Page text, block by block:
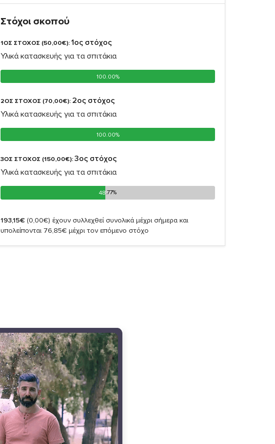
Στόχοι σκοπού
1ΟΣ ΣΤΟΧΟΣ (50,00€):1ος στόχος
Υλικά κατασκευής για τα σπιτάκια
100.00%
100.00%
2ΟΣ ΣΤΟΧΟΣ (70,00€): 2oς στόχος
Υλικά κατασκευής για τα σπιτάκια
100.00%
100.00%
3ΟΣ ΣΤΟΧΟΣ (150,00€):3oς στόχος
Υλικά κατασκευής για τα σπιτάκια
48.77%
48.77%
193,15€ (0,00€) έχουν συλλεχθεί συνολικά μέχρι σήμερα και
υπολείπονται 76,85€ μέχρι τον επόμενο στόχο